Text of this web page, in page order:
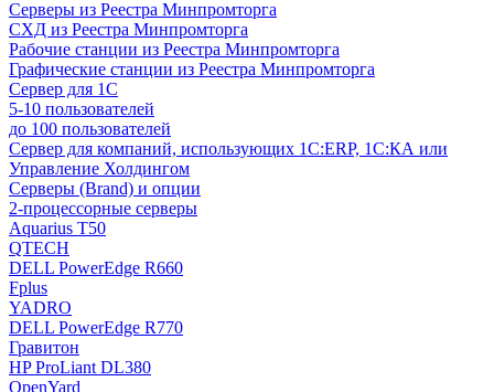
Серверы из Реестра Минпромторга
СХД из Реестра Минпромторга
Рабочие станции из Реестра Минпромторга
Графические станции из Реестра Минпромторга
Сервер для 1С
5-10 пользователей
до 100 пользователей
Сервер для компаний, использующих 1C:ERP, 1С:КА или
Управление Холдингом
Серверы (Brand) и опции
2-процессорные серверы
Aquarius T50
QTECH
DELL PowerEdge R660
Fplus
YADRO
DELL PowerEdge R770
Гравитон
HP ProLiant DL380
OpenYard